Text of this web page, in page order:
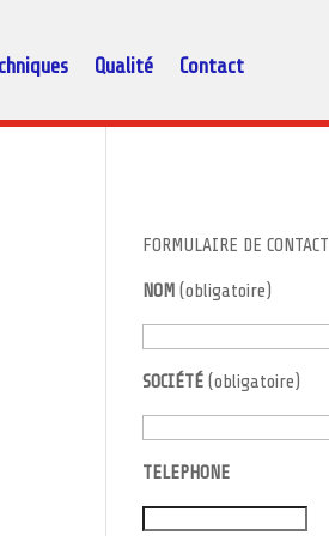
Qualité Contact
FORMULAIRE DE CONTACT
NOM (obligatoire)
SOCIÉTÉ (obligatoire)
TELEPHONE